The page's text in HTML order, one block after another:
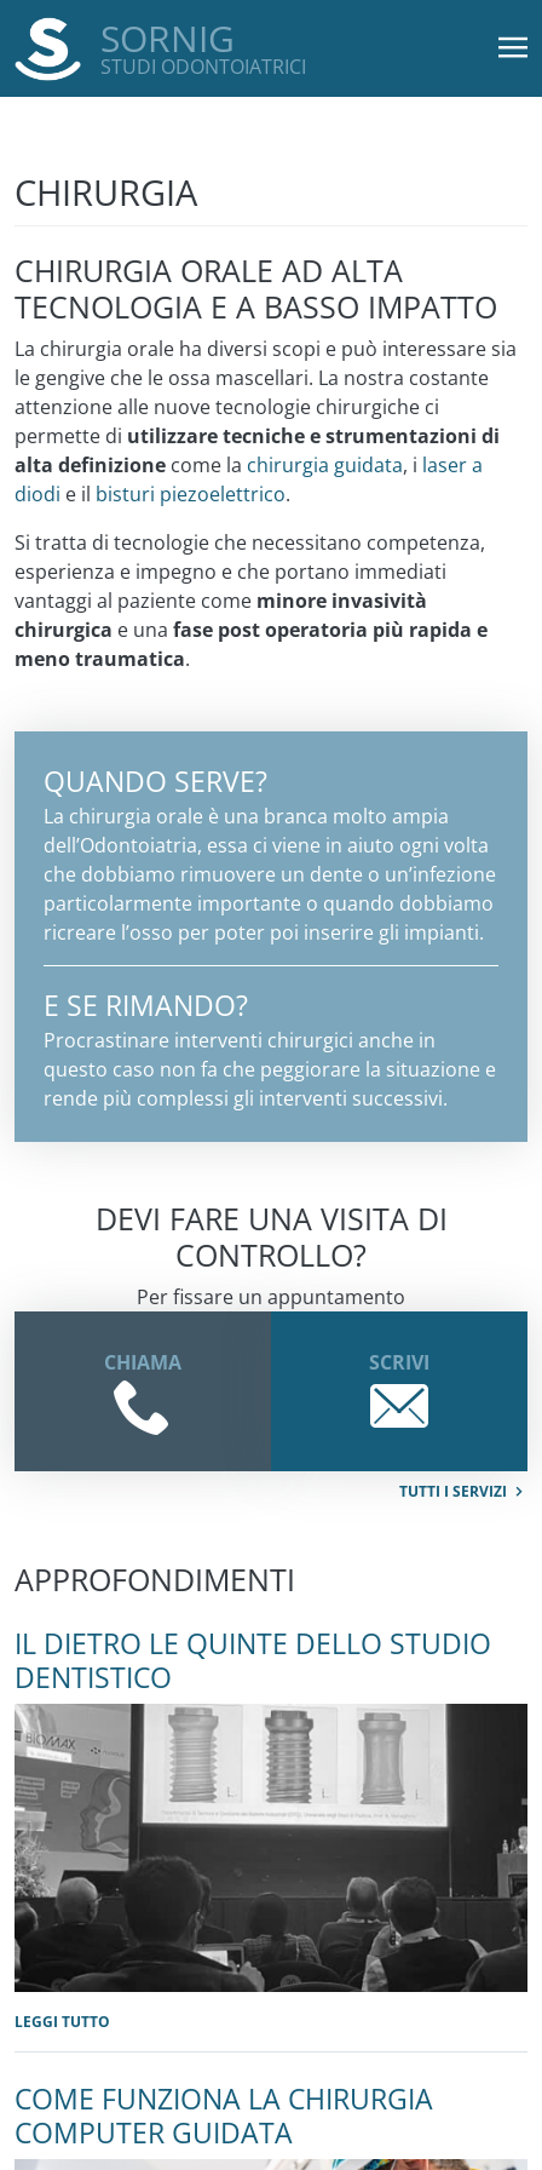
SORNIG
STUDI ODONTOIATRICI
CHIRURGIA
CHIRURGIA ORALE AD ALTA
TECNOLOGIA E A BASSO IMPATTO
La chirurgia orale ha diversi scopi e può interessare sia
le gengive che le ossa mascellari. La nostra costante
attenzione alle nuove tecnologie chirurgiche ci
permette di utilizzare tecniche e strumentazioni di
alta definizione come la chirurgia guidata, i laser a
diodi e il bisturi piezoelettrico.
Si tratta di tecnologie che necessitano competenza,
esperienza e impegno e che portano immediati
vantaggi al paziente come minore invasività
chirurgica e una fase post operatoria più rapida e
meno traumatica.
QUANDO SERVE?
La chirurgia orale è una branca molto ampia
dell’Odontoiatria, essa ci viene in aiuto ogni volta
che dobbiamo rimuovere un dente o un’infezione
particolarmente importante o quando dobbiamo
ricreare l’osso per poter poi inserire gli impianti.
E SE RIMANDO?
Procrastinare interventi chirurgici anche in
questo caso non fa che peggiorare la situazione e
rende più complessi gli interventi successivi.
DEVI FARE UNA VISITA DI
CONTROLLO?
Per fissare un appuntamento
CHIAMA SCRIVI
TUTTI I SERVIZI
APPROFONDIMENTI
IL DIETRO LE QUINTE DELLO STUDIO
DENTISTICO
LEGGI TUTTO
COME FUNZIONA LA CHIRURGIA
COMPUTER GUIDATA